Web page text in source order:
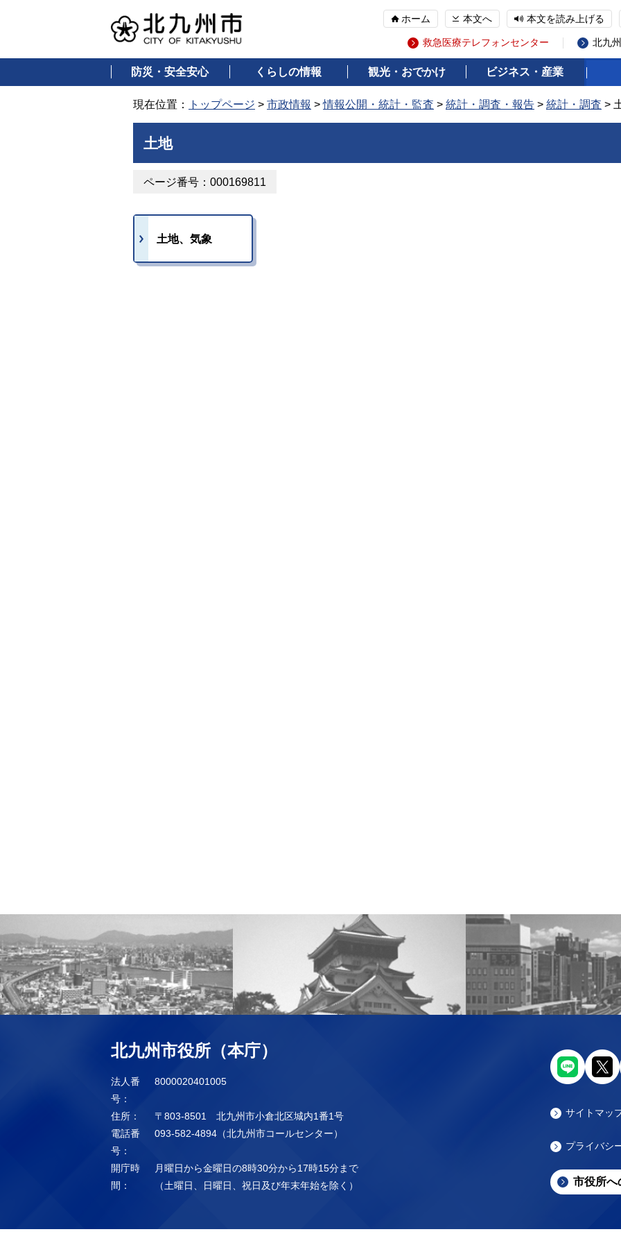
ホーム 本文へ 本文を読み上げる
救急医療テレフォンセンター 北九
防災・安全安心 くらしの情報 観光・おでかけ ビジネス・産業
現在位置： トップページ > 市政情報 >情報公開・統計・監査 > 統計・調査・報告 > 統計・調査 >
土地
ページ番号：000169811
土地、気象
北九州市役所（本庁）
法人番
号：
8000020401005
住所：
〒803-8501 北九州市小倉北区城内1番1号
電話番
号：
093-582-4894（北九州市コールセンター）
開庁時
間：
月曜日から金曜日の8時30分から17時15分まで
（土曜日、日曜日、祝日及び年末年始を除く）
サイトマッ
プライバシ
市役所へ